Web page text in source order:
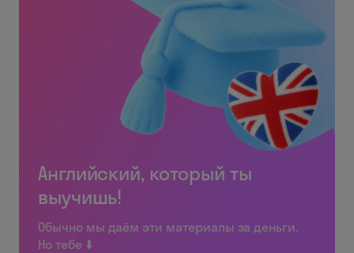
Английский, который ты
выучишь!
Обычно мы даём эти материалы за деньги.
Но тебе ⬇️